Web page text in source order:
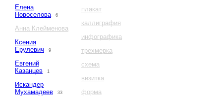
Елена
Новоселова
6
Анна Клейменова
Ксения
Ерулевич
9
Евгений
Казанцев
1
Искандер
Мухамадеев
33
плакат
каллиграфия
инфографика
трехмерка
схема
визитка
форма